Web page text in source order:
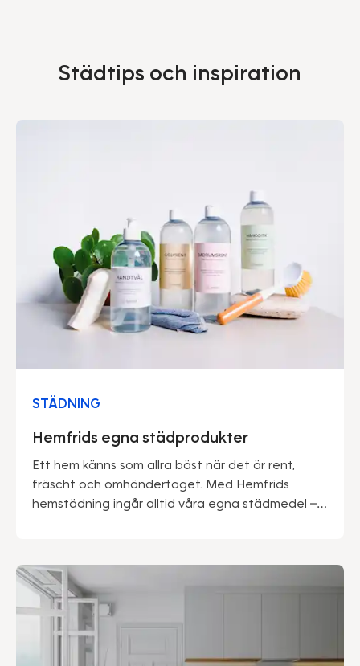
Städtips och inspiration
STÄDNING
Hemfrids egna städprodukter
Ett hem känns som allra bäst när det är rent,
fräscht och omhändertaget. Med Hemfrids
hemstädning ingår alltid våra egna städmedel –